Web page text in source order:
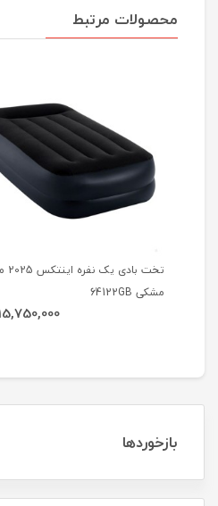
محصولات مرتبط
تخت
مشکی 64122GB
بازخوردها